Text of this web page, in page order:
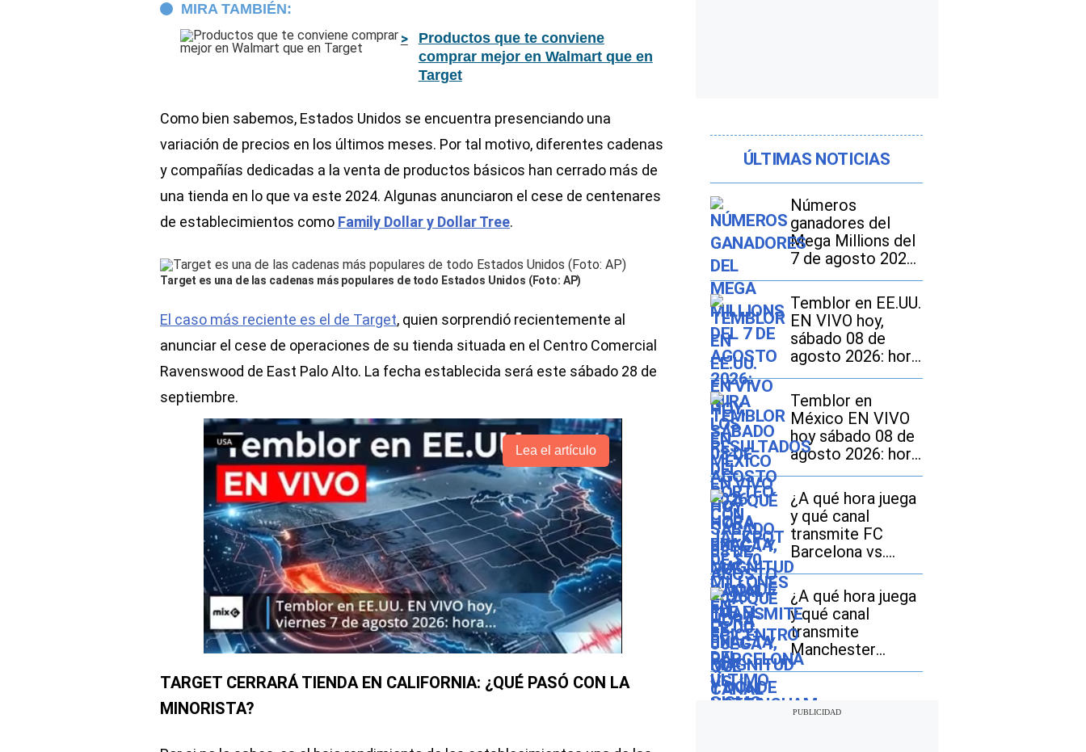
MIRA TAMBIÉN:
Productos que te conviene
comprar mejor en Walmart que en
Target
Como bien sabemos, Estados Unidos se encuentra presenciando una
variación de precios en los últimos meses. Por tal motivo, diferentes cadenas
y compañías dedicadas a la venta de productos básicos han cerrado más de
una tienda en lo que va este 2024. Algunas anunciaron el cese de centenares
de establecimientos como Family Dollar y Dollar Tree.
Target es una de las cadenas más populares de todo Estados Unidos (Foto: AP)
El caso más reciente es el de Target, quien sorprendió recientemente al
anunciar el cese de operaciones de su tienda situada en el Centro Comercial
Ravenswood de East Palo Alto. La fecha establecida será este sábado 28 de
septiembre.
Lea el artículo
TARGET CERRARÁ TIENDA EN CALIFORNIA: ¿QUÉ PASÓ CON LA
MINORISTA?
ÚLTIMAS NOTICIAS
Números
ganadores del
Mega Millions del
7 de agosto 2026:
mira los
resultados del
sorteo con
jackpot de $70
millones en EE.UU.
Temblor en EE.UU.
EN VIVO hoy,
sábado 08 de
agosto 2026: hora
exacta, magnitud y
dónde fue el
epicentro del
último sismo
Temblor en
México EN VIVO
hoy sábado 08 de
agosto 2026: hora
exacta, magnitud y
dónde fue el
epicentro del
último
¿A qué hora juega
y qué canal
transmite FC
Barcelona vs.
Nottingham
Forest EN VIVO
hoy por amistoso
2026?
¿A qué hora juega
y qué canal
transmite
Manchester
United vs. PSG EN
amistoso 2026 en
España, México y